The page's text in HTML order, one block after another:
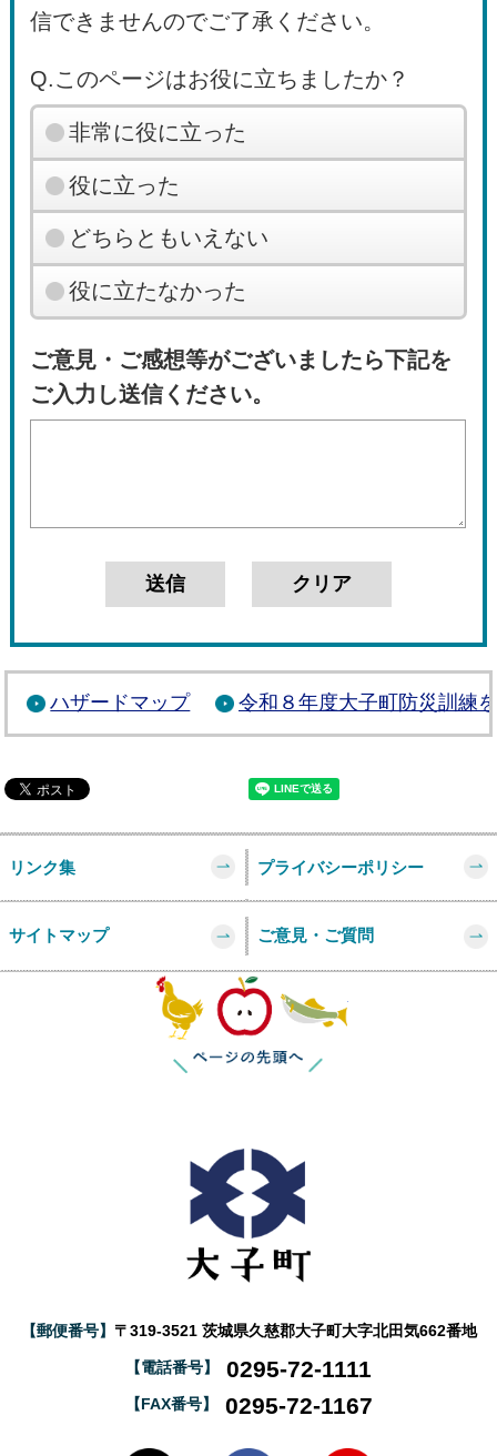
信できませんのでご了承ください。
Q.このページはお役に立ちましたか？
非常に役に立った
役に立った
どちらともいえない
役に立たなかった
ご意見・ご感想等がございましたら下記を
ご入力し送信ください。
ハザードマップ 令和８年度大子町防災訓練
リンク集 プライバシーポリシー
サイトマップ ご意見・ご質問
【郵便番号】 〒319-3521 茨城県久慈郡大子町大字北田気662番地
【電話番号】 0295-72-1111
【FAX番号】 0295-72-1167